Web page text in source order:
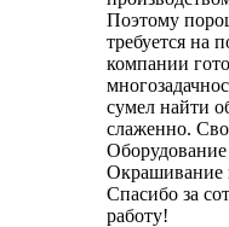
Поэтому
требуется на
компании
сумел найти
слаженно.
Окрашивание
Спасибо за
работу!